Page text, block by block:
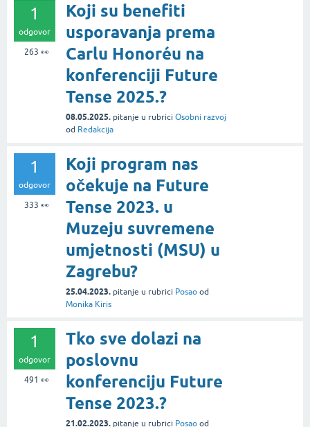
1
odgovor
263 👀
Koji su benefiti
usporavanja prema
Carlu Honoréu na
konferenciji Future
Tense 2025.?
08.05.2025. pitanje u rubrici Osobni razvoj
od Redakcija
1
odgovor
333 👀
Koji program nas
očekuje na Future
Tense 2023. u
Muzeju suvremene
umjetnosti (MSU) u
Zagrebu?
25.04.2023. pitanje u rubrici Posao od
Monika Kiris
1
odgovor
491 👀
Tko sve dolazi na
poslovnu
konferenciju Future
Tense 2023.?
21.02.2023. pitanje u rubrici Posao od